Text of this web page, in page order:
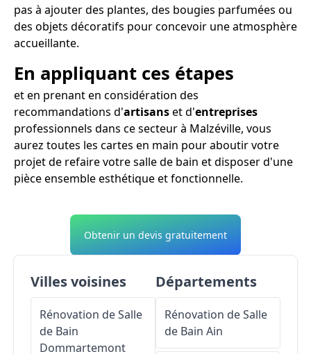
pas à ajouter des plantes, des bougies parfumées ou
des objets décoratifs pour concevoir une atmosphère
accueillante.
En appliquant ces étapes
et en prenant en considération des
recommandations d'artisanset d'entreprises
professionnels dans ce secteur à Malzéville, vous
aurez toutes les cartes en main pour aboutir votre
projet de refaire votre salle de bain et disposer d'une
pièce ensemble esthétique et fonctionnelle.
Obtenir un devis gratuitement
Villes voisines
Rénovation de Salle
de Bain
Dommartemont
Départements
Rénovation de Salle
de Bain Ain